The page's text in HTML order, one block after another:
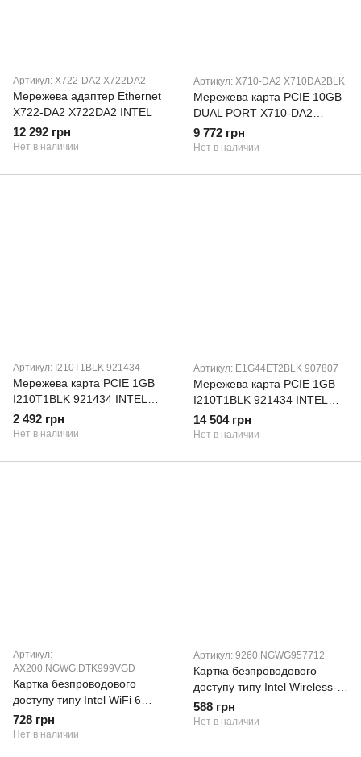
Артикул: X722-DA2 X722DA2
Мережева адаптер Ethernet
X722-DA2 X722DA2 INTEL
12 292 грн
Нет в наличии
Артикул: X710-DA2 X710DA2BLK
Мережева карта PCIE 10GB
DUAL PORT X710-DA2
X710DA2BLK INTEL
(X710DA2BLK933217)
9 772 грн
Нет в наличии
Артикул: I210T1BLK 921434
Мережева карта PCIE 1GB
I210T1BLK 921434 INTEL
(I210T1BLK921434)
2 492 грн
Нет в наличии
Артикул: E1G44ET2BLK 907807
Мережева карта PCIE 1GB
I210T1BLK 921434 INTEL
(I210T1BLK921434)
14 504 грн
Нет в наличии
Артикул:
AX200.NGWG.DTK999VGD
Картка безпроводового
доступу типу Intel WiFi 6
AX200 моделі AX200NGW
728 грн
Нет в наличии
Артикул: 9260.NGWG957712
Картка безпроводового
доступу типу Intel Wireless-
AC 9260 моделі 9260NGW
588 грн
Нет в наличии